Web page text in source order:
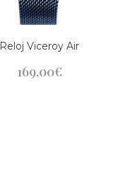
Reloj Viceroy Air
169,00€